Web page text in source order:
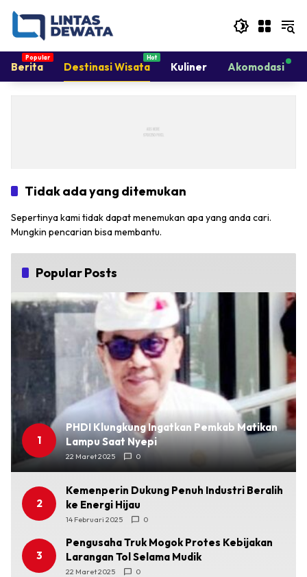
konten
Berita Destinasi Wisata Kuliner Akomodasi
Tidak ada yang ditemukan
Sepertinya kami tidak dapat menemukan apa yang anda cari.
Mungkin pencarian bisa membantu.
Popular Posts
1
PHDI Klungkung Ingatkan Pemkab Matikan
Lampu Saat Nyepi
22 Maret 2025 0
2
Kemenperin Dukung Penuh Industri Beralih
ke Energi Hijau
14 Februari 2025 0
3
Pengusaha Truk Mogok Protes Kebijakan
Larangan Tol Selama Mudik
22 Maret 2025 0